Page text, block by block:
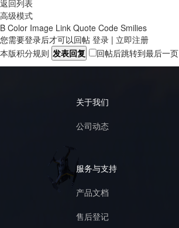
返回列表
高级模式
B Color Image Link Quote Code Smilies
您需要登录后才可以回帖 登录 | 立即注册
本版积分规则 发表回复 回帖后跳转到最后一页
关于我们
公司动态
服务与支持
产品文档
售后登记